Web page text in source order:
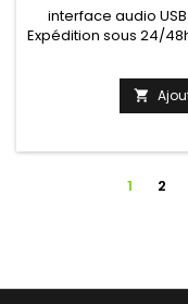
interface audio
Expédition sous 24/

1 2